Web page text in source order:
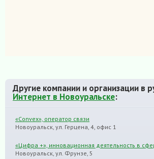
Другие компании и организации в
Интернет в Новоуральске:
«Convex», оператор связи
Новоуральск, ул. Герцена, 4, офис 1
«Цифра +», инновационная деятельность в
Новоуральск, ул. Фрунзе, 5